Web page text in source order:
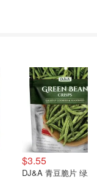
$3.55
DJ&A 青豆脆片 绿豆